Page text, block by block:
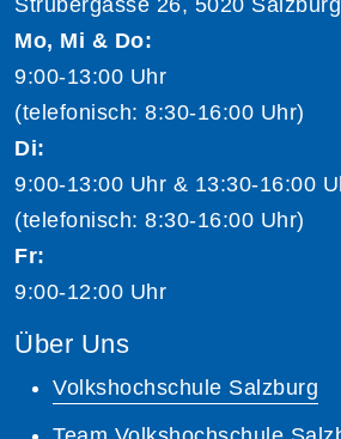
Mo, Mi & Do:
9:00-13:00 Uhr
(telefonisch: 8:30-16:00 Uhr)
Di:
9:00-13:00 Uhr & 13:30-16:00
(telefonisch: 8:30-16:00 Uhr)
Fr:
9:00-12:00 Uhr
Über Uns
Volkshochschule Salzburg